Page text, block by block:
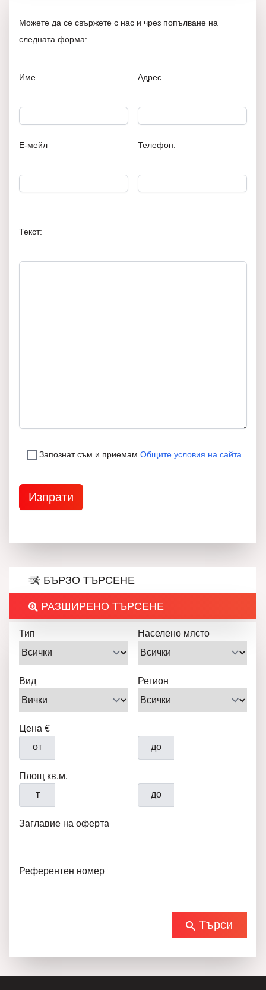
Можете да се свържете с нас и чрез попълване на
следната форма:
Име
Е-мейл
Адрес
Телефон:
Текст:
Запознат съм и приемам Общите условия на сайта
БЪРЗО ТЪРСЕНЕ
РАЗШИРЕНО ТЪРСЕНЕ
Тип Населено място
Вид Регион
Цена €
от
до
Площ кв.м.
т
до
Заглавие на оферта
Референтен номер
Търси